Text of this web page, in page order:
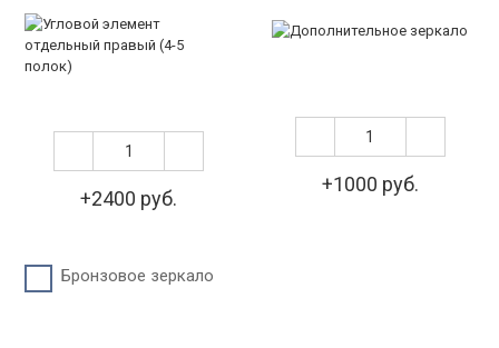
+2400 руб.
+1000 руб.
Бронзовое зеркало